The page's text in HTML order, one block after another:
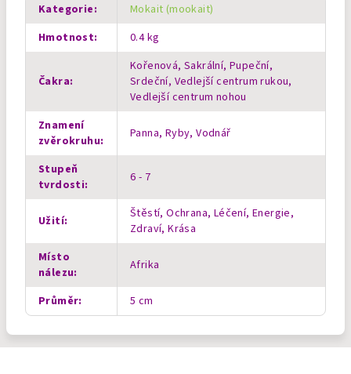
Kategorie:
Mokait (mookait)
Hmotnost: 0.4 kg
Čakra:
Kořenová, Sakrální, Pupeční,
Srdeční, Vedlejší centrum rukou,
Vedlejší centrum nohou
Znamení
zvěrokruhu: Panna, Ryby, Vodnář
Stupeň
tvrdosti: 6 - 7
Užití:
Štěstí, Ochrana, Léčení, Energie,
Zdraví, Krása
Místo
nálezu: Afrika
Průměr: 5 cm